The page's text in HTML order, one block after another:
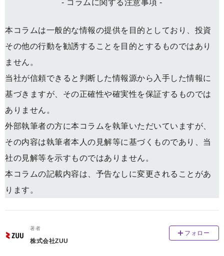
- コラムに関する注意事項 -
本コラムは一般的な情報の提供を目的としており、投資
その他の行動を勧誘することを目的とするものではあり
ません。
当社が信頼できると判断した情報源から入手した情報に
基づきますが、その正確性や確実性を保証するものでは
ありません。
外部執筆者の方に本コラムを執筆いただいていますが、
その内容は執筆者本人の見解等に基づくものであり、当
社の見解等を示すものではありません。
本コラムの記載内容は、予告なしに変更されることがあ
ります。
著者
株式会社ZUU
フォロー